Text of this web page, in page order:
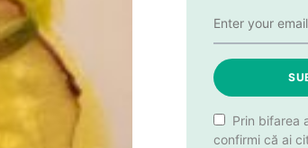
Prin bifarea
confirmi că ai